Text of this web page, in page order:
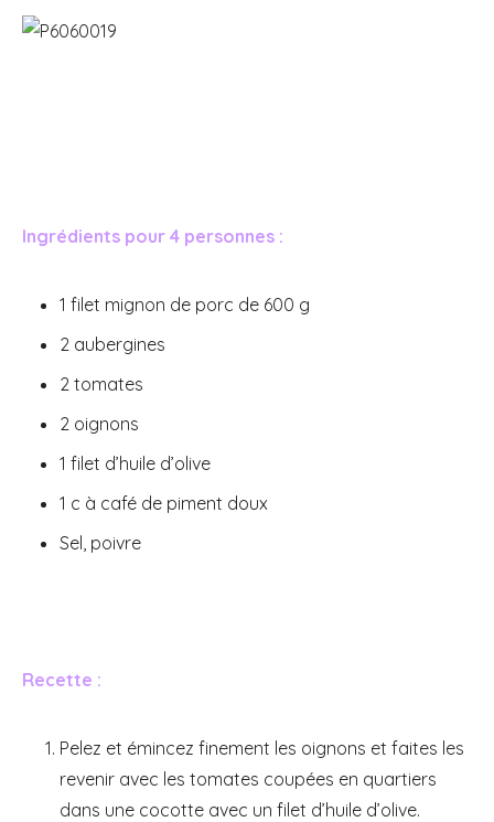
Ingrédients pour 4 personnes :
1 filet mignon de porc de 600 g
2 aubergines
2 tomates
2 oignons
1 filet d’huile d’olive
1 c à café de piment doux
Sel, poivre
Recette :
Pelez et émincez finement les oignons et faites les
revenir avec les tomates coupées en quartiers
dans une cocotte avec un filet d’huile d’olive.